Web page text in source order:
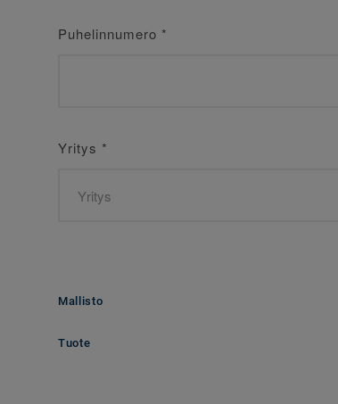
Puhelinnumero *
Yritys *
Mallisto
Tuote